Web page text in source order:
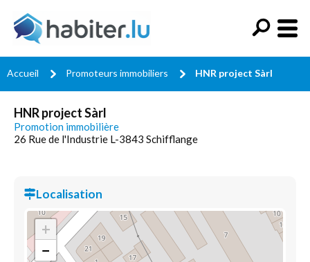
Accueil Promoteurs immobiliers HNR project Sàrl
HNR project Sàrl
Promotion immobilière
26 Rue de l'Industrie L-3843 Schifflange
Localisation
+
−